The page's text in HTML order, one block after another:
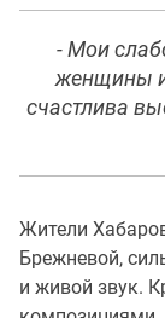
- Мои
женщины и
счастлива
Жители
Брежневой,
и живой звук.